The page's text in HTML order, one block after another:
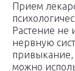
Прием
Растение не
нервную
привыкание,
можно